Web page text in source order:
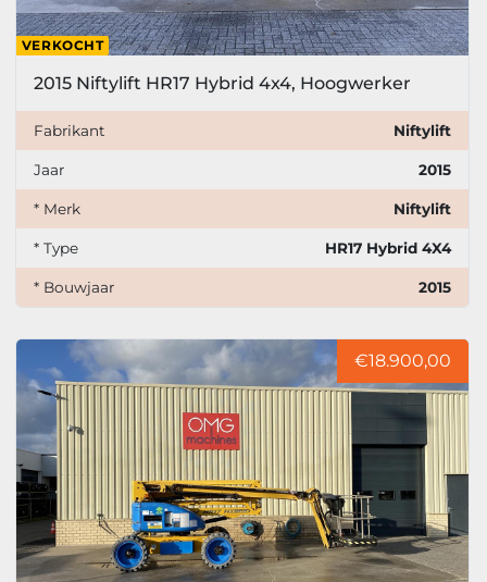
VERKOCHT
2015 Niftylift HR17 Hybrid 4x4, Hoogwerker
Fabrikant Niftylift
Jaar 2015
* Merk Niftylift
* Type HR17 Hybrid 4X4
* Bouwjaar 2015
€18.900,00